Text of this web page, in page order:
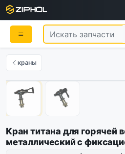
краны
Кран титана для горячей
металлический с